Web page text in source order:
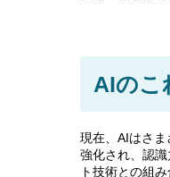
AIのこ
現在、AIはさ
強化され、認
ト技術との組